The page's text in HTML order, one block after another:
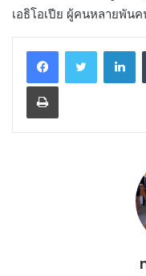
เอธิโอเปีย ผู้คนหลายพัน
Print